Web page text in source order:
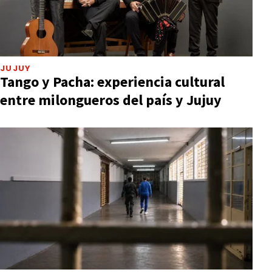
JUJUY
Tango y Pacha: experiencia cultural
entre milongueros del país y Jujuy